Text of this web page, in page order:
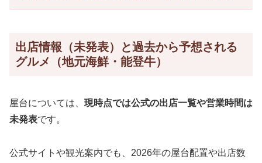
出店情報（未発表）と過去から予想される
グルメ（地元海鮮・能登牛）
屋台については、 現時点では公式の出店一覧や営業時間は
未発表です。
公式サイトや観光案内でも、2026年の屋台配置や出店数